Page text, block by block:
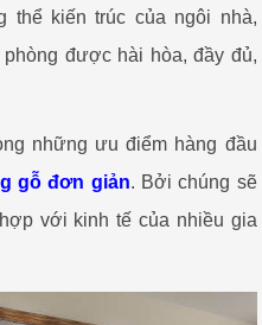
thể kiến trúc của ngôi nhà,
được hài hòa, đầy đủ,
những ưu điểm hàng đầu
gỗ đơn giản. Bởi chúng sẽ
với kinh tế của nhiều gia